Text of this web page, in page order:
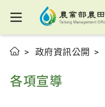
政府資訊公開
各項宣導